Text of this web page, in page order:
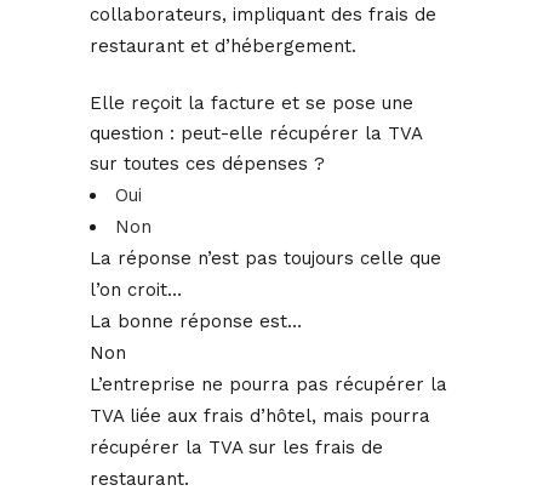
collaborateurs, impliquant des frais de
restaurant et d’hébergement.
Elle reçoit la facture et se pose une
question : peut-elle récupérer la TVA
sur toutes ces dépenses ?
Oui
Non
La réponse n’est pas toujours celle que
l’on croit…
La bonne réponse est…
Non
L’entreprise ne pourra pas récupérer la
TVA liée aux frais d’hôtel, mais pourra
récupérer la TVA sur les frais de
restaurant.